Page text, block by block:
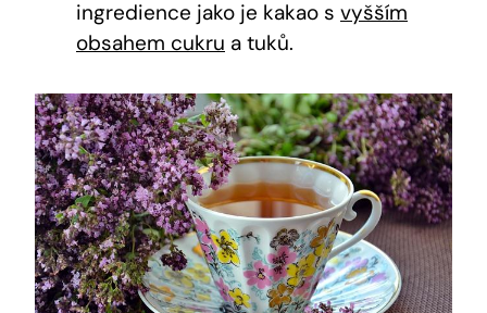
ingredience jako je kakao s vyšším
obsahem cukru ​ a tuků.